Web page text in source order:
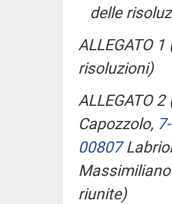
delle
ALLEGATO
risoluzioni)
ALLEGATO
Capozzolo,
00807
riunite)